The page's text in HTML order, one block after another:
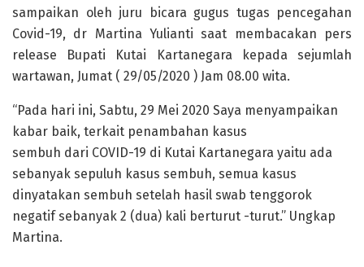
sampaikan oleh juru bicara gugus tugas pencegahan
Covid-19, dr Martina Yulianti saat membacakan pers
release Bupati Kutai Kartanegara kepada sejumlah
wartawan, Jumat ( 29/05/2020 ) Jam 08.00 wita.
“Pada hari ini, Sabtu, 29 Mei 2020 Saya menyampaikan
kabar baik, terkait penambahan kasus
sembuh dari COVID-19 di Kutai Kartanegara yaitu ada
sebanyak sepuluh kasus sembuh, semua kasus
dinyatakan sembuh setelah hasil swab tenggorok
negatif sebanyak 2 (dua) kali berturut -turut.” Ungkap
Martina.